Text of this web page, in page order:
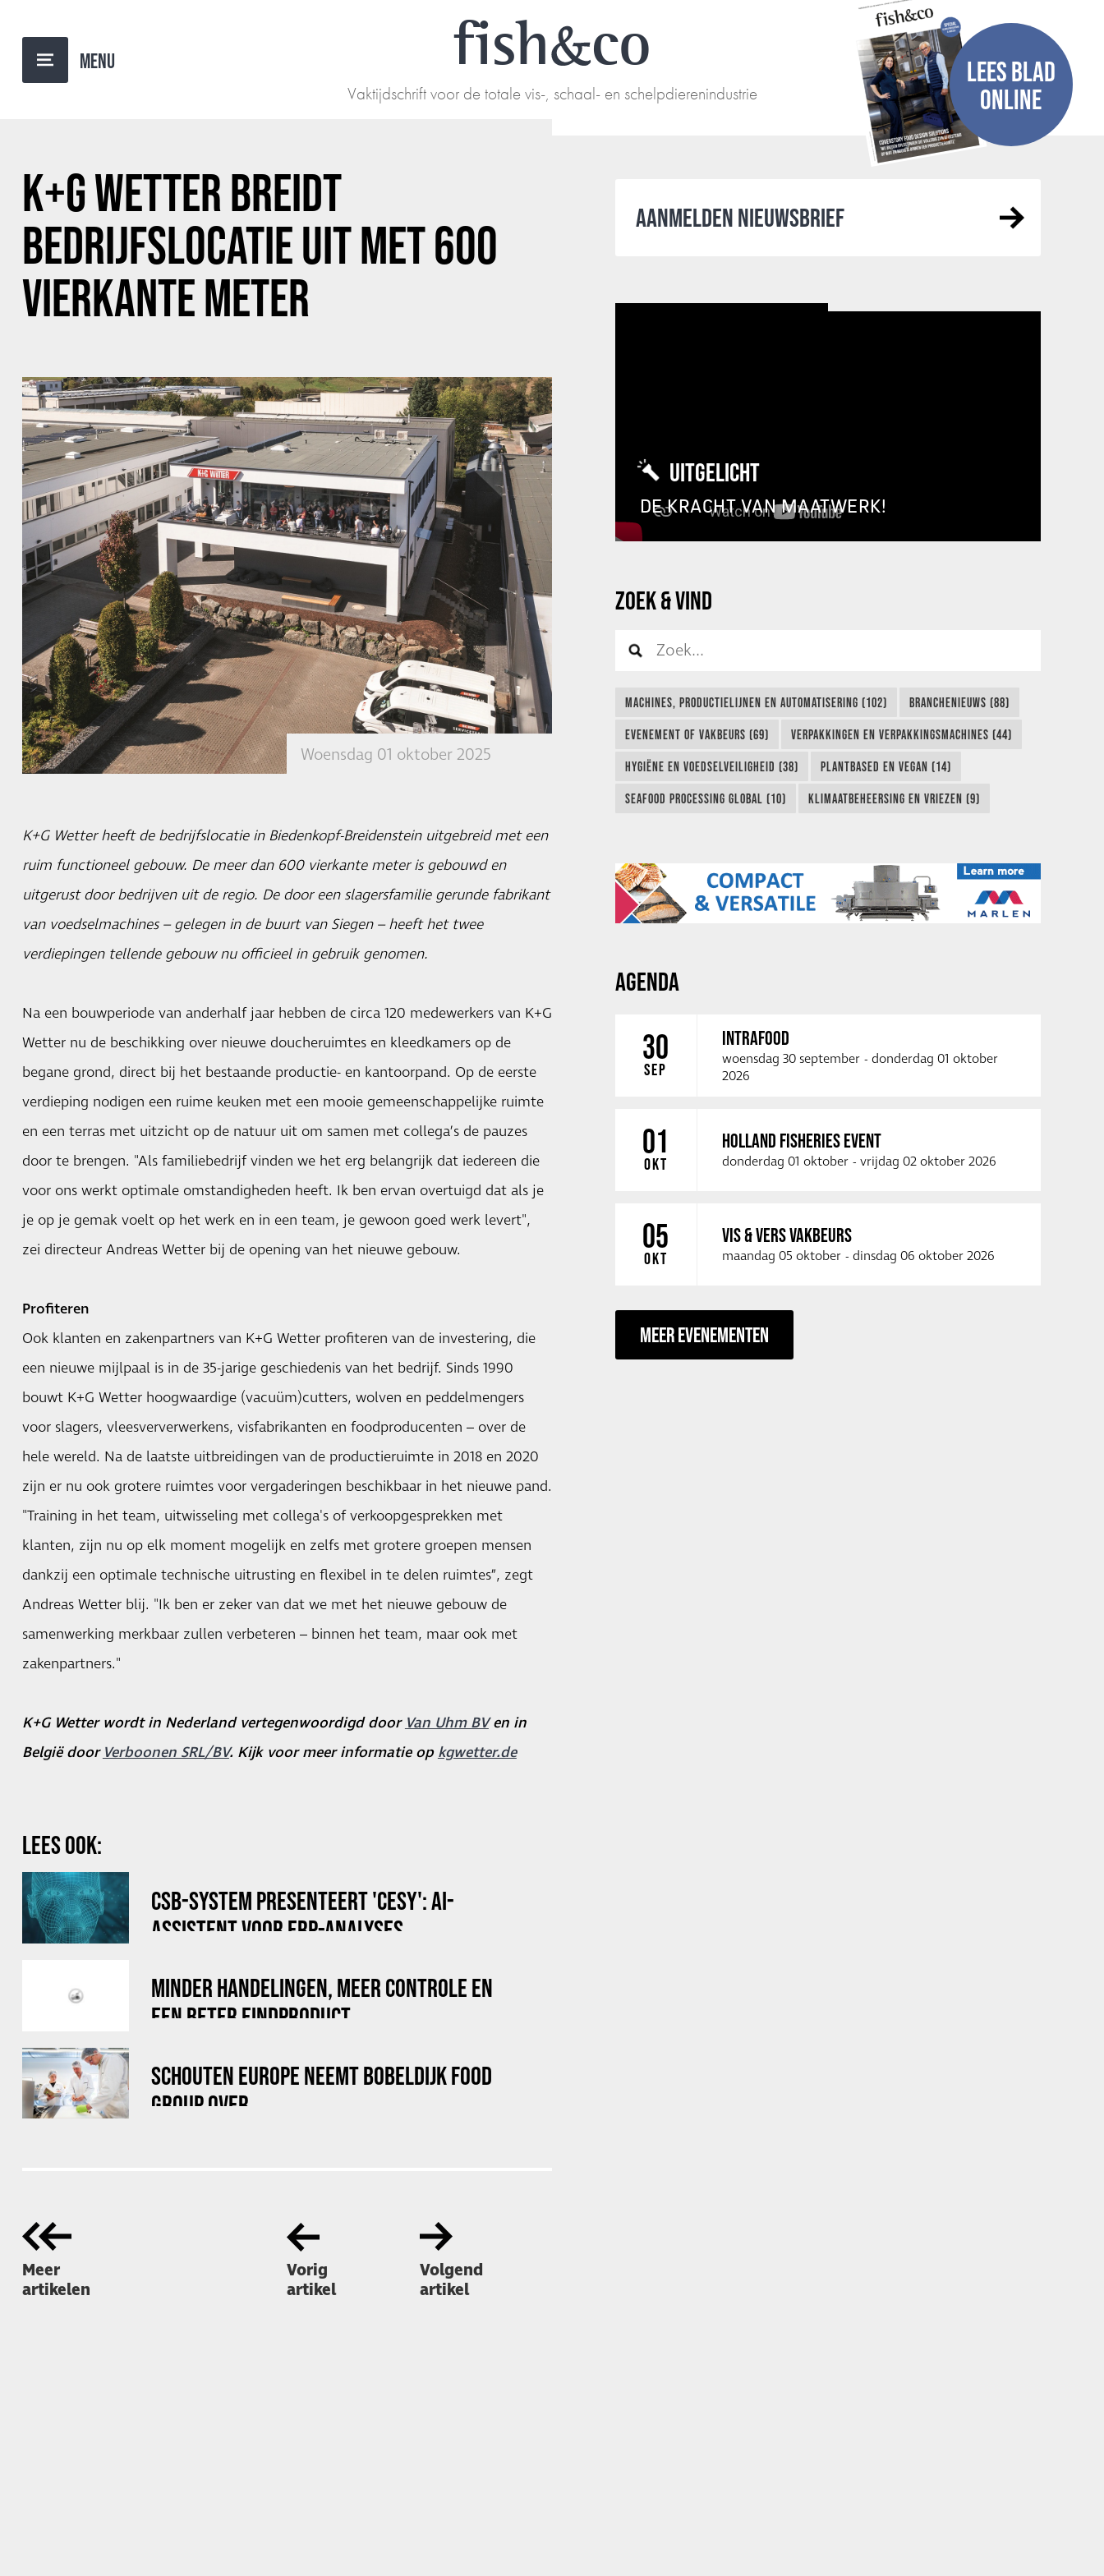
fishco
Vaktijdschrift voor de totale vis-, schaal- en schelpdierenindustrie
LEES BLAD
ONLINE
K+G WETTER BREIDT
BEDRIJFSLOCATIE UIT MET 600
VIERKANTE METER
Woensdag 01 oktober 2025
K+G Wetter heeft de bedrijfslocatie in Biedenkopf-Breidenstein uitgebreid met een
ruim functioneel gebouw. De meer dan 600 vierkante meter is gebouwd en
uitgerust door bedrijven uit de regio. De door een slagersfamilie gerunde fabrikant
van voedselmachines – gelegen in de buurt van Siegen – heeft het twee
verdiepingen tellende gebouw nu officieel in gebruik genomen.
Na een bouwperiode van anderhalf jaar hebben de circa 120 medewerkers van K+G
Wetter nu de beschikking over nieuwe doucheruimtes en kleedkamers op de
begane grond, direct bij het bestaande productie- en kantoorpand. Op de eerste
verdieping nodigen een ruime keuken met een mooie gemeenschappelijke ruimte
en een terras met uitzicht op de natuur uit om samen met collega’s de pauzes
door te brengen. "Als familiebedrijf vinden we het erg belangrijk dat iedereen die
voor ons werkt optimale omstandigheden heeft. Ik ben ervan overtuigd dat als je
je op je gemak voelt op het werk en in een team, je gewoon goed werk levert",
zei directeur Andreas Wetter bij de opening van het nieuwe gebouw.
Profiteren
Ook klanten en zakenpartners van K+G Wetter profiteren van de investering, die
een nieuwe mijlpaal is in de 35-jarige geschiedenis van het bedrijf. Sinds 1990
bouwt K+G Wetter hoogwaardige (vacuüm)cutters, wolven en peddelmengers
voor slagers, vleesververwerkens, visfabrikanten en foodproducenten – over de
hele wereld. Na de laatste uitbreidingen van de productieruimte in 2018 en 2020
zijn er nu ook grotere ruimtes voor vergaderingen beschikbaar in het nieuwe pand.
"Training in het team, uitwisseling met collega's of verkoopgesprekken met
klanten, zijn nu op elk moment mogelijk en zelfs met grotere groepen mensen
dankzij een optimale technische uitrusting en flexibel in te delen ruimtes”, zegt
Andreas Wetter blij. "Ik ben er zeker van dat we met het nieuwe gebouw de
samenwerking merkbaar zullen verbeteren – binnen het team, maar ook met
zakenpartners."
K+G Wetter wordt in Nederland vertegenwoordigd doorVan Uhm BVen in
België doorVerboonen SRL/BV. Kijk voor meer informatie opkgwetter.de
LEES OOK:
CSB-SYSTEM PRESENTEERT 'CESY': AI-
ASSISTENT VOOR ERP-ANALYSES
MINDER HANDELINGEN, MEER CONTROLE EN
EEN BETER EINDPRODUCT
SCHOUTEN EUROPE NEEMT BOBELDIJK FOOD
GROUP OVER
Meer
artikelen
Vorig
artikel
Volgend
artikel
AANMELDEN NIEUWSBRIEF
UITGELICHT
DE KRACHT VAN MAATWERK!
ZOEK & VIND
MACHINES, PRODUCTIELIJNEN EN AUTOMATISERING (102) BRANCHENIEUWS (88)
EVENEMENT OF VAKBEURS (69) VERPAKKINGEN EN VERPAKKINGSMACHINES (44)
HYGIËNE EN VOEDSELVEILIGHEID (38) PLANTBASED EN VEGAN (14)
SEAFOOD PROCESSING GLOBAL (10) KLIMAATBEHEERSING EN VRIEZEN (9)
AGENDA
30
SEP
INTRAFOOD
woensdag 30 september - donderdag 01 oktober
2026
01
OKT
HOLLAND FISHERIES EVENT
donderdag 01 oktober - vrijdag 02 oktober 2026
05
OKT
VIS & VERS VAKBEURS
maandag 05 oktober - dinsdag 06 oktober 2026
MEER EVENEMENTEN